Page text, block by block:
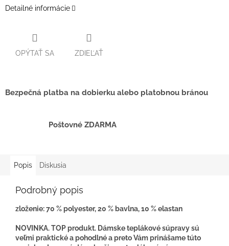
Detailné informácie
OPÝTAŤ SA ZDIEĽAŤ
Bezpečná platba na dobierku alebo platobnou bránou
Poštovné ZDARMA
Popis Diskusia
Podrobný popis
zloženie: 70 % polyester, 20 % bavlna, 10 % elastan
NOVINKA. TOP produkt. Dámske teplákové súpravy sú
veľmi praktické a pohodlné a preto Vám prinášame túto